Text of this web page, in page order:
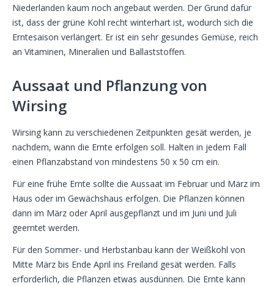
Niederlanden kaum noch angebaut werden. Der Grund dafür
ist, dass der grüne Kohl recht winterhart ist, wodurch sich die
Erntesaison verlängert. Er ist ein sehr gesundes Gemüse, reich
an Vitaminen, Mineralien und Ballaststoffen.
Aussaat und Pflanzung von
Wirsing
Wirsing kann zu verschiedenen Zeitpunkten gesät werden, je
nachdem, wann die Ernte erfolgen soll. Halten in jedem Fall
einen Pflanzabstand von mindestens 50 x 50 cm ein.
Für eine frühe Ernte sollte die Aussaat im Februar und März im
Haus oder im Gewächshaus erfolgen. Die Pflanzen können
dann im März oder April ausgepflanzt und im Juni und Juli
geerntet werden.
Für den Sommer- und Herbstanbau kann der Weißkohl von
Mitte März bis Ende April ins Freiland gesät werden. Falls
erforderlich, die Pflanzen etwas ausdünnen. Die Ernte kann